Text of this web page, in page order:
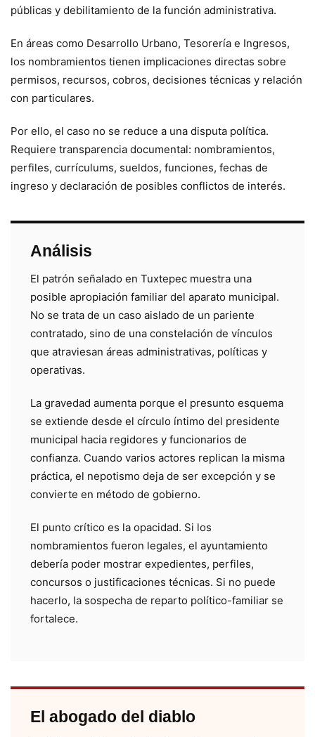
públicas y debilitamiento de la función administrativa.
En áreas como Desarrollo Urbano, Tesorería e Ingresos,
los nombramientos tienen implicaciones directas sobre
permisos, recursos, cobros, decisiones técnicas y relación
con particulares.
Por ello, el caso no se reduce a una disputa política.
Requiere transparencia documental: nombramientos,
perfiles, currículums, sueldos, funciones, fechas de
ingreso y declaración de posibles conflictos de interés.
Análisis
El patrón señalado en Tuxtepec muestra una
posible apropiación familiar del aparato municipal.
No se trata de un caso aislado de un pariente
contratado, sino de una constelación de vínculos
que atraviesan áreas administrativas, políticas y
operativas.
La gravedad aumenta porque el presunto esquema
se extiende desde el círculo íntimo del presidente
municipal hacia regidores y funcionarios de
confianza. Cuando varios actores replican la misma
práctica, el nepotismo deja de ser excepción y se
convierte en método de gobierno.
El punto crítico es la opacidad. Si los
nombramientos fueron legales, el ayuntamiento
debería poder mostrar expedientes, perfiles,
concursos o justificaciones técnicas. Si no puede
hacerlo, la sospecha de reparto político-familiar se
fortalece.
El abogado del diablo